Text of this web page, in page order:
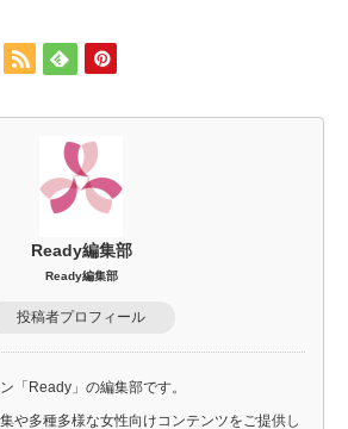
Ready編集部
Ready編集部
投稿者プロフィール
「Ready」の編集部です。
や多種多様な女性向けコンテンツをご提供し